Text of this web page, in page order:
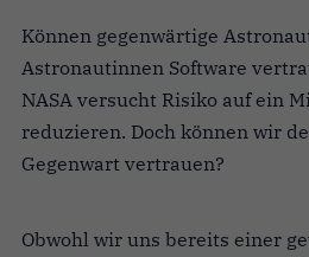
Können gegenwärtige
Astronautinnen Software
NASA versucht Risiko auf ein
reduzieren. Doch können wir
Gegenwart vertrauen?
Obwohl wir uns bereits einer